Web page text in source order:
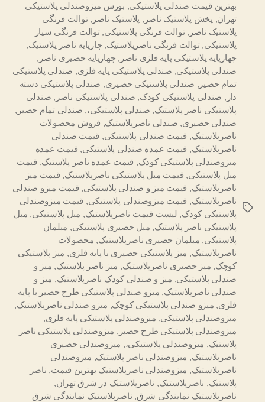
برچسب‌ها
بهترین قیمت صندلی پلاستیکی, بورس میزوصندلی پلاستیکی
تهران, پخش پلاستیک ناصر , پلاستیک ناصر ,توالت فرنگی
پلاستیک ناصر ,توالت فرنگی پلاستیکی,توالت فرنگی سیار
پلاستیکی,توالت فرنگی ناصرپلاستیک, چارپایه ناصر پلاستیک,
چهارپایه پلاستیکی پایه فلزی ناصر , چهارپایه حصیری ناصر ,
صندلی پلاستیکی, صندلی پلاستیکی پایه فلزی, صندلی پلاستیکی
تمام حصیر , صندلی پلاستیکی حصیری, صندلی پلاستیکی دسته
دار , صندلی پلاستیکی کودک, صندلی پلاستیکی ناصر , صندلی
پلاستیکی ناصر پلاستیک, صندلی پلاستیکی،, صندلی تمام حصیر ,
صندلی حصیری, صندلی ناصرپلاستیک, فروش محصولات
ناصرپلاستیک, قیمت صندلی پلاستیکی, قیمت صندلی
ناصرپلاستیک, قیمت عمده صندلی پلاستیکی, قیمت عمده
میزوصندلی پلاستیکی کودک, قیمت عمده ناصر پلاستیک, قیمت
مبل پلاستیکی, قیمت مبل پلاستیکی ناصرپلاستیک, قیمت میز
ناصرپلاستیک, قیمت میز و صندلی پلاستیکی, قیمت میزو صندلی
ناصرپلاستیک, قیمت میزوصندلی پلاستیکی, قیمت میزوصندلی
پلاستیکی کودک, لیست قیمت ناصرپلاستیک, مبل پلاستیکی, مبل
پلاستیکی ناصر پلاستیک, مبل حصیری پلاستیکی, مبلمان
پلاستیکی, مبلمان حصیری ناصرپلاستیک, محصولات
ناصرپلاستیک, میز پلاستیکی حصیری با پایه فلزی, میز پلاستیکی
کوچک, میز حصیری ناصرپلاستیک, میز ناصر پلاستیک, میز و
صندلی پلاستیکی, میز و صندلی کودک ناصرپلاستیک, میز و
صندلی ناصرپلاستیک, میزو صندلی پلاستیکی طرح حصیر با پایه
فلزی, میزو صندلی پلاستیکی کوچک, میزو صندلی ناصرپلاستیک,
میزوصندلی پلاستیکی, میزوصندلی پلاستیکی پایه فلزی,
میزوصندلی پلاستیکی طرح حصیر , میزوصندلی پلاستیکی ناصر
پلاستیک, میزوصندلی پلاستیکی،, میزوصندلی حصیری
ناصرپلاستیک, میزوصندلی ناصر پلاستیک, میزوصندلی
ناصرپلاستیک, میزوصندلی ناصرپلاستیک بهترین قیمت, ناصر
پلاستیک, ناصرپلاستیک, ناصرپلاستیک در شرق تهران,
ناصرپلاستیک نمایندگی شرق, ناصرپلاستیک نمایندگی شرق